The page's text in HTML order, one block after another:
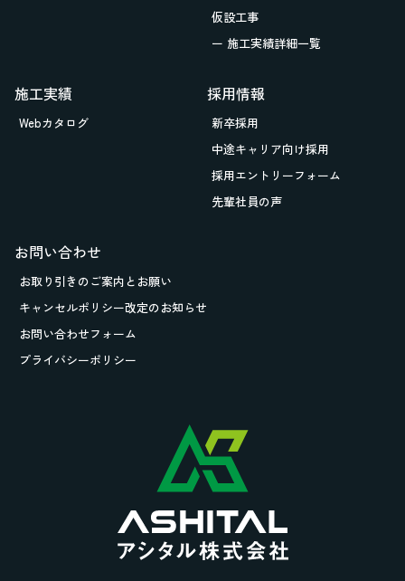
仮設工事
ー 施工実績詳細一覧
施工実績
Webカタログ
採用情報
新卒採用
中途キャリア向け採用
採用エントリーフォーム
先輩社員の声
お問い合わせ
お取り引きのご案内とお願い
キャンセルポリシー改定のお知らせ
お問い合わせフォーム
プライバシーポリシー